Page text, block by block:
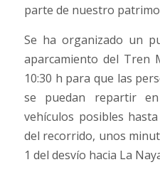
parte de nuestro
Se ha organizado un
aparcamiento del Tren
10:30 h para que las
se puedan repartir
vehículos posibles
del recorrido, unos
1 del desvío hacia La